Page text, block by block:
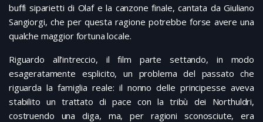
buffi siparietti di Olaf e la canzone finale, cantata da Giuliano
Sangiorgi, che per questa ragione potrebbe forse avere una
qualche maggior fortuna locale.
Riguardo all’intreccio, il film parte settando, in modo
esageratamente esplicito, un problema del passato che
riguarda la famiglia reale: il nonno delle principesse aveva
stabilito un trattato di pace con la tribù dei Northuldri,
costruendo una diga, ma, per ragioni sconosciute, era